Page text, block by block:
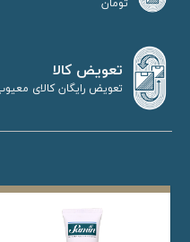
تومان
تعویض کالا
تعویض رایگان کالای